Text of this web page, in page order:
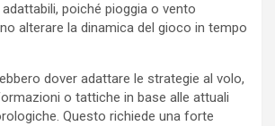
poiché pioggia o vento
alterare la dinamica del gioco in tempo
dover adattare le strategie al volo,
o tattiche in base alle attuali
Questo richiede una forte